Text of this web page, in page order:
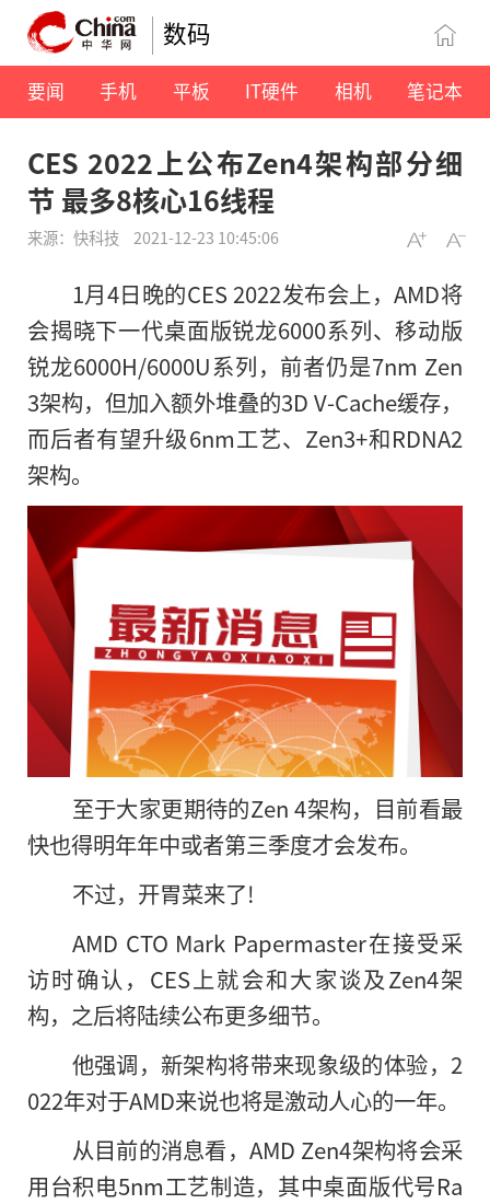
数码
要闻 手机 平板 IT硬件 相机 笔记本
CES 2022上公布Zen4架构部分细
节 最多8核心16线程
来源：快科技 2021-12-23 10:45:06
1月4日晚的CES 2022发布会上，AMD将
会揭晓下一代桌面版锐龙6000系列、移动版
锐龙6000H/6000U系列，前者仍是7nm Zen
3架构，但加入额外堆叠的3D V-Cache缓存，
而后者有望升级6nm工艺、Zen3+和RDNA2
架构。
至于大家更期待的Zen 4架构，目前看最
快也得明年年中或者第三季度才会发布。
不过，开胃菜来了!
AMD CTO Mark Papermaster在接受采
访时确认，CES上就会和大家谈及Zen4架
构，之后将陆续公布更多细节。
他强调，新架构将带来现象级的体验，2
022年对于AMD来说也将是激动人心的一年。
从目前的消息看，AMD Zen4架构将会采
用台积电5nm工艺制造，其中桌面版代号Ra